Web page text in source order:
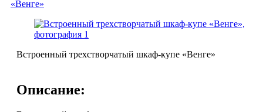
Встроенный трехстворчатый шкаф-купе «Венге»
Описание: